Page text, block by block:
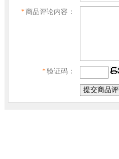
*商品评论内容：
*验证码：